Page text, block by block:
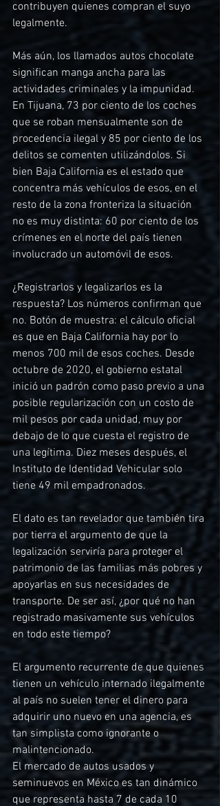
contribuyen quienes compran el suyo
legalmente.
Más aún, los llamados autos chocolate
significan manga ancha para las
actividades criminales y la impunidad.
En Tijuana, 73 por ciento de los coches
que se roban mensualmente son de
procedencia ilegal y 85 por ciento de los
delitos se comenten utilizándolos. Si
bien Baja California es el estado que
concentra más vehículos de esos, en el
resto de la zona fronteriza la situación
no es muy distinta: 60 por ciento de los
crímenes en el norte del país tienen
involucrado un automóvil de esos.
¿Registrarlos y legalizarlos es la
respuesta? Los números confirman que
no. Botón de muestra: el cálculo oficial
es que en Baja California hay por lo
menos 700 mil de esos coches. Desde
octubre de 2020, el gobierno estatal
inició un padrón como paso previo a una
posible regularización con un costo de
mil pesos por cada unidad, muy por
debajo de lo que cuesta el registro de
una legítima. Diez meses después, el
Instituto de Identidad Vehicular solo
tiene 49 mil empadronados.
El dato es tan revelador que también tira
por tierra el argumento de que la
legalización serviría para proteger el
patrimonio de las familias más pobres y
apoyarlas en sus necesidades de
transporte. De ser así, ¿por qué no han
registrado masivamente sus vehículos
en todo este tiempo?
El argumento recurrente de que quienes
tienen un vehículo internado ilegalmente
al país no suelen tener el dinero para
adquirir uno nuevo en una agencia, es
tan simplista como ignorante o
malintencionado.
El mercado de autos usados y
seminuevos en México es tan dinámico
que representa hasta 7 de cada 10